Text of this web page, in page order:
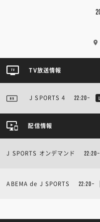
TV放送情報
J SPORTS 4 22:20~
配信情報
J SPORTS オンデマンド 22:20~
ABEMA de J SPORTS 22:20~